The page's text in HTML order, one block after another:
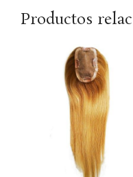
Productos